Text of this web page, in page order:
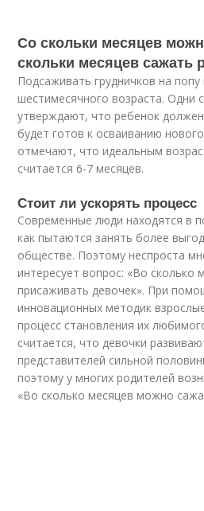
Со скольки месяцев
скольки месяцев сажать
Подсаживать грудничков на
шестимесячного возраста. Одни
утверждают, что ребенок
будет готов к осваиванию
отмечают, что идеальным
считается 6-7 месяцев.
Стоит ли ускорять процесс
Современные люди находятся в
как пытаются занять более
обществе. Поэтому неспроста
интересует вопрос: «Во сколько
присаживать девочек». При
инновационных методик
процесс становления их
считается, что девочки
представителей сильной
поэтому у многих родителей
«Во сколько месяцев можно